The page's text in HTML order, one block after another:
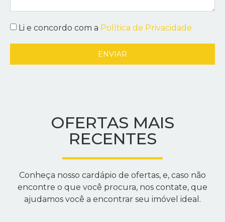
Li e concordo com a Política de Privacidade
ENVIAR
OFERTAS MAIS
RECENTES
Conheça nosso cardápio de ofertas, e, caso não
encontre o que você procura, nos contate, que
ajudamos você a encontrar seu imóvel ideal.